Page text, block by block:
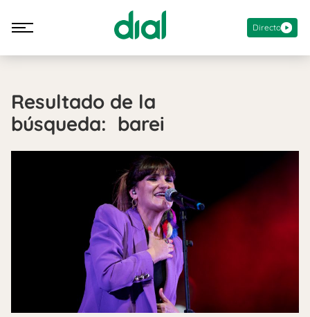
Directo
Resultado de la
búsqueda: barei